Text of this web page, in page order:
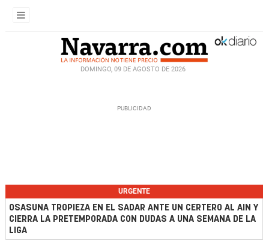
DOMINGO, 09 DE AGOSTO DE 2026
URGENTE
OSASUNA TROPIEZA EN EL SADAR ANTE UN CERTERO AL AIN Y
CIERRA LA PRETEMPORADA CON DUDAS A UNA SEMANA DE LA
LIGA